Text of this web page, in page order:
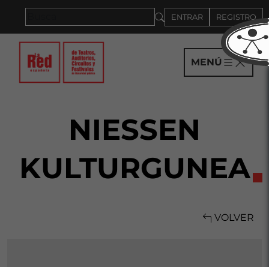
ENTRAR REGISTRO
MENÚ
NIESSEN
KULTURGUNEA
VOLVER